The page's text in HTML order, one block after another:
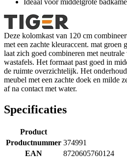
Deze kolomkast van 120 cm
met een zachte kleuraccent. mat groen
laat zich goed combineren met
wastafels. Het formaat past goed in
de ruimte overzichtelijk. Het
meubel met een zachte doek en milde
af na contact met water.
Specificaties
Product
Productnummer 374991
EAN
8720605760124